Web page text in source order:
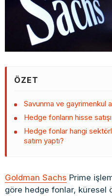
ÖZET
Savunma ve gayrimenkul
Hedge fonların hisse
Hedge fonlar hangi
satım yaptı?
Goldman Sachs Prime
göre hedge fonlar, küresel